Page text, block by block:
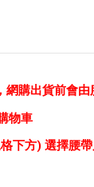
購出貨前會
物車
下方) 選擇腰